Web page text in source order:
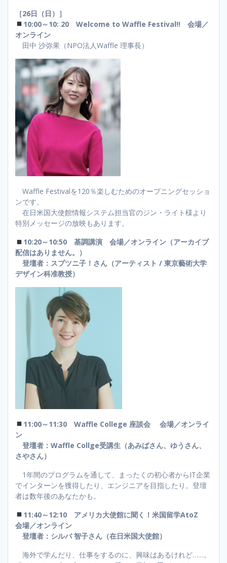
［26日（日）］
10:00～10: 20 Welcome to Waffle Festival!! 会場／
オンライン
田中 沙弥果（NPO法人Waffle 理事長）
Waffle Festivalを120％楽しむためのオープニングセッショ
ンです。
在日米国大使館情報システム担当官のジン・ライト様より
特別メッセージの放映もあります。
10:20～10:50 基調講演 会場／オンライン（アーカイブ
配信はありません。）
登壇者：スプツニ子！さん（アーティスト / 東京藝術大学
デザイン科准教授）
11:00～11:30 Waffle College 座談会 会場／オンライ
ン
登壇者：Waffle Collge受講生（あみばさん、ゆうさん、
さやさん）
1年間のプログラムを通して、まったくの初心者からIT企業
でインターンを獲得したり、エンジニアを目指したり。登壇
者は数年後のあなたかも。
11:40～12:10 アメリカ大使館に聞く！米国留学AtoZ
会場／オンライン
登壇者：シルバ 智子さん（在日米国大使館）
海外で学んだり、仕事をするのに、興味はあるけれど……。